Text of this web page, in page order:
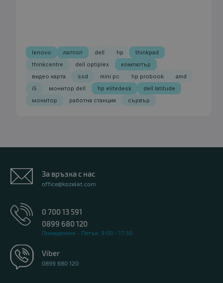
lenovo лаптоп dell hp
thinkpad
thinkcentre
dell optiplex
компютър
видео карта
ssd mini pc hp probook
amd
i5
монитор dell hp elitedesk
dell latitude
монитор
работна станция сървър
За връзка с нас
office@kozelat.com
0 700 13 591
0899 680 120
Понеделник - Петък: 9:00 - 17:30
Viber
0899 680 120